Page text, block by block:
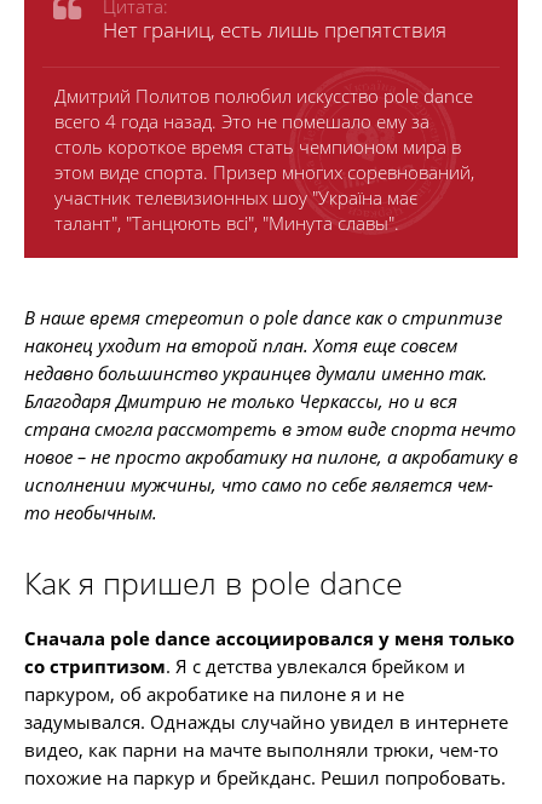
Цитата:
Нет границ, есть лишь препятствия
Дмитрий Политов полюбил искусство pole dance
всего 4 года назад. Это не помешало ему за
столь короткое время стать чемпионом мира в
этом виде спорта. Призер многих соревнований,
участник телевизионных шоу "Україна має
талант", "Танцюють всі", "Минута славы".
В наше время стереотип о pole dance как о стриптизе
наконец уходит на второй план. Хотя еще совсем
недавно большинство украинцев думали именно так.
Благодаря Дмитрию не только Черкассы, но и вся
страна смогла рассмотреть в этом виде спорта нечто
новое – не просто акробатику на пилоне, а акробатику в
исполнении мужчины, что само по себе является чем-
то необычным.
Как я пришел в pole dance
Сначала pole dance ассоциировался у меня только
со стриптизом. Я с детства увлекался брейком и
паркуром, об акробатике на пилоне я и не
задумывался. Однажды случайно увидел в интернете
видео, как парни на мачте выполняли трюки, чем-то
похожие на паркур и брейкданс. Решил попробовать.